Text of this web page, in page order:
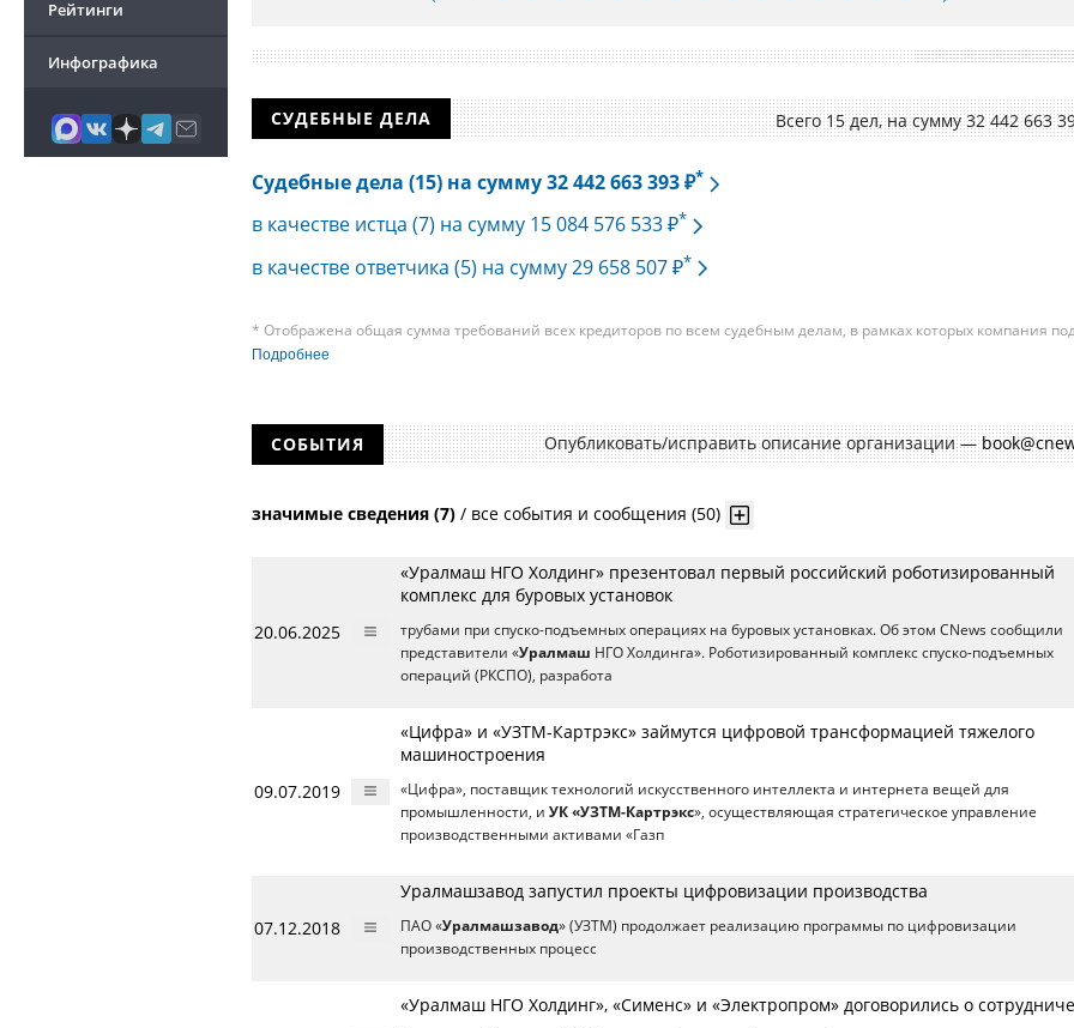
Рейтинги
Инфографика
СУДЕБНЫЕ ДЕЛА Всего 15 дел, на cумму 32 442 663
Судебные дела (15) на сумму 32 442 663 393 ₽*
в качестве истца (7) на сумму 15 084 576 533 ₽*
в качестве ответчика (5) на сумму 29 658 507 ₽*
* Отображена общая сумма требований всех кредиторов по всем судебным делам, в рамках которых компания
требования к своим должникам — организациям. При этом, общая сумма требований всех кредиторов по делу
Подробнее
СОБЫТИЯ Опубликовать/исправить описание организации —
значимые сведения (7) / все события и сообщения (50)
20.06.2025
«Уралмаш НГО Холдинг» презентовал первый российский роботизированный
комплекс для буровых установок
трубами при спуско-подъемных операциях на буровых установках. Об этом CNews сообщили
представители «Уралмаш НГО Холдинга». Роботизированный комплекс спуско-подъемных
операций (РКСПО), разработа
09.07.2019
«Цифра» и «УЗТМ-Картрэкс» займутся цифровой трансформацией тяжелого
машиностроения
«Цифра», поставщик технологий искусственного интеллекта и интернета вещей для
промышленности, и УК «УЗТМ-Картрэкс», осуществляющая стратегическое управление
производственными активами «Газп
07.12.2018
Уралмашзавод запустил проекты цифровизации производства
ПАО «Уралмашзавод» (УЗТМ) продолжает реализацию программы по цифровизации
производственных процесс
«Уралмаш НГО Холдинг», «Сименс» и «Электропром» договорились о